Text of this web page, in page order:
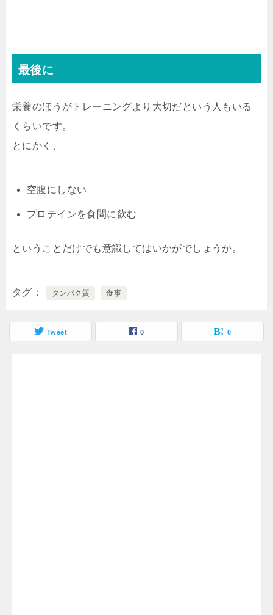
最後に
栄養のほうがトレーニングより大切だという人もいる
くらいです。
とにかく、
空腹にしない
プロテインを食間に飲む
ということだけでも意識してはいかがでしょうか。
タグ タンパク質 食事
Tweet 0 0